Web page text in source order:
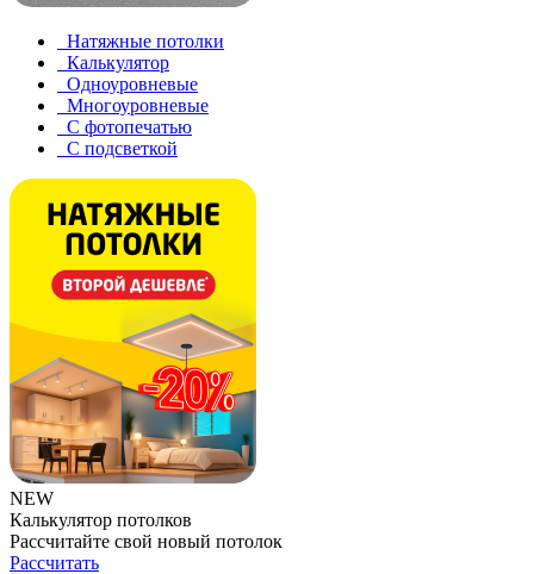
Натяжные потолки
Калькулятор
Одноуровневые
Многоуровневые
С фотопечатью
С подсветкой
NEW
Калькулятор потолков
Рассчитайте свой новый потолок
Рассчитать